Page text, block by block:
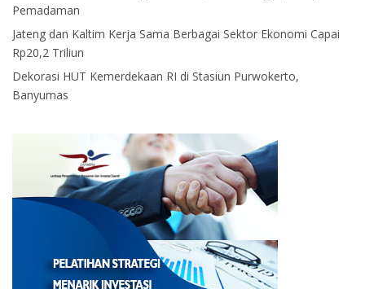
Pemadaman
Jateng dan Kaltim Kerja Sama Berbagai Sektor Ekonomi Capai
Rp20,2 Triliun
Dekorasi HUT Kemerdekaan RI di Stasiun Purwokerto,
Banyumas